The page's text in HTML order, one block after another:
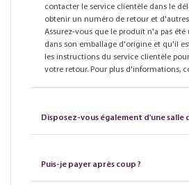
contacter le service clientèle dans le
obtenir un numéro de retour et
Assurez-vous que le produit n'a pas
dans son emballage d'origine et qu'il
les instructions du service clientèle
votre retour. Pour plus d'informations,
Disposez-vous également d'une salle
Puis-je payer après coup ?